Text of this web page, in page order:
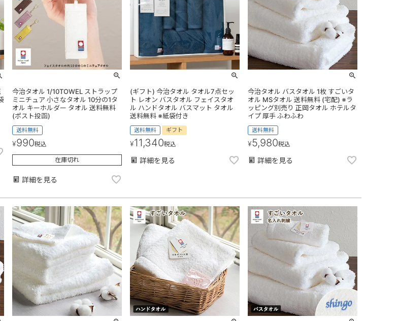
今治タオル 1/10TOWEL ストラップ
ミニチュア 小さなタオル 10分の1タ
オル キーホルダー タオル 送料無料
(ポスト投函)
送料無料
¥990税込
在庫切れ
詳細を見る
(ギフト) 今治タオル タオル7点セッ
ト レオン バスタオル フェイスタオ
ル ハンドタオル バスマット タオル
送料無料 ※紙袋付き
送料無料 ギフト
¥11,340税込
詳細を見る
今治タオル バスタオル 1枚 すごいタ
オル MSタオル 送料無料 (宅配) ※ラ
ッピング別売り 正岡タオル ホテルタ
イプ 厚手 ふわふわ
送料無料
¥5,980税込
詳細を見る